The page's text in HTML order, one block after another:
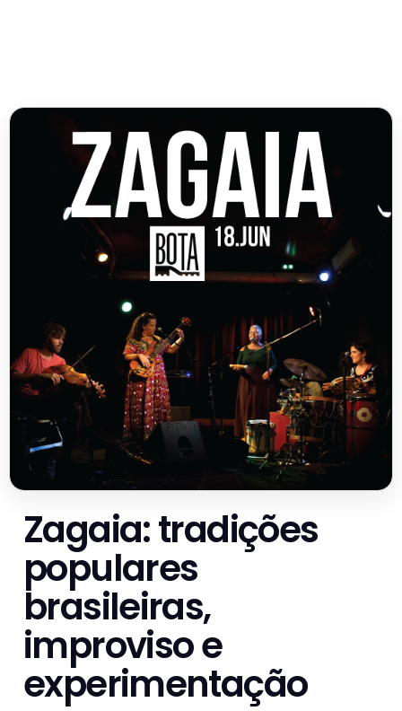
Zagaia: tradições
populares
brasileiras,
improviso e
experimentação